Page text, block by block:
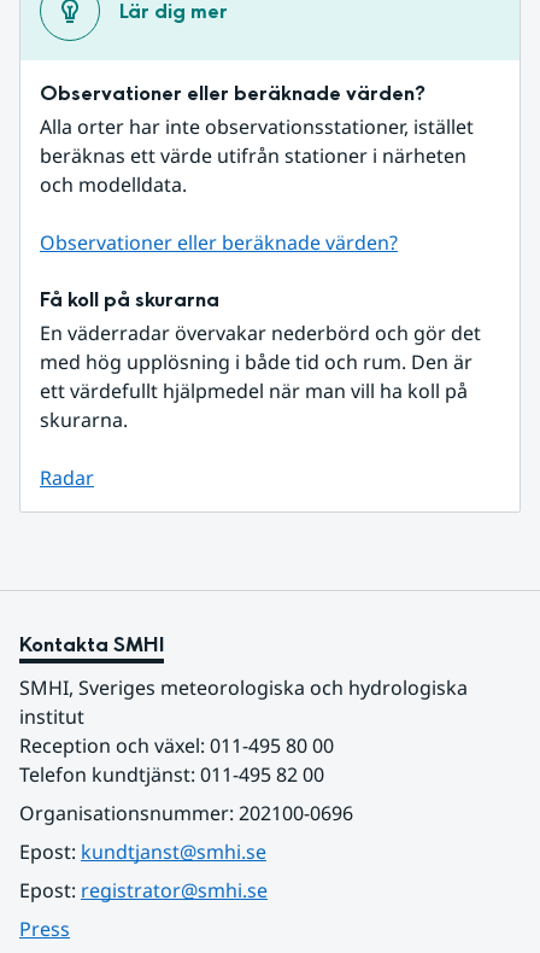
Lär dig mer
Observationer eller beräknade värden?
Alla orter har inte observationsstationer, istället
beräknas ett värde utifrån stationer i närheten
och modelldata.
Observationer eller beräknade värden?
Få koll på skurarna
En väderradar övervakar nederbörd och gör det
med hög upplösning i både tid och rum. Den är
ett värdefullt hjälpmedel när man vill ha koll på
skurarna.
Radar
Kontakta SMHI
SMHI, Sveriges meteorologiska och hydrologiska
institut
Reception och växel: 011-495 80 00
Telefon kundtjänst: 011-495 82 00
Organisationsnummer: 202100-0696
Epost: kundtjanst@smhi.se
Epost: registrator@smhi.se
Press